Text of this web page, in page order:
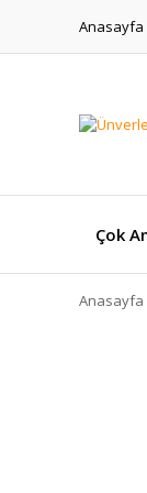
Anasayfa
Çok
Anasayfa